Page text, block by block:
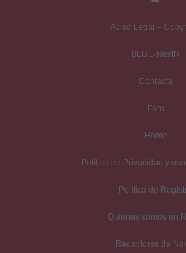
Aviso Legal –
BLUE-NextN
Contacta
Foro
Home
Política de Privacidad y
Política de
Quiénes somos en
Redactores de